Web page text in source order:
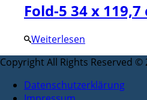
Fold-5 34 x 119,7
Weiterlesen
Copyright All Rights Reserved ©
Datenschutzerklärung